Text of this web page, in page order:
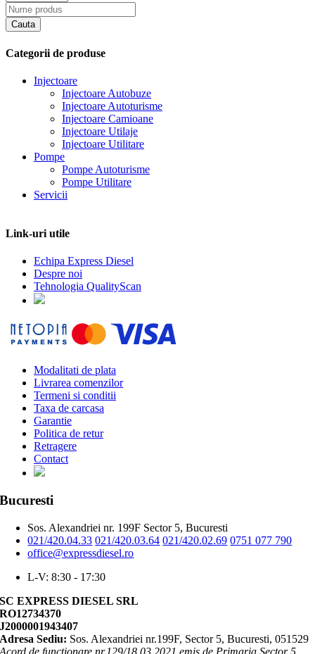
Categorii de produse
Injectoare
Injectoare Autobuze
Injectoare Autoturisme
Injectoare Camioane
Injectoare Utilaje
Injectoare Utilitare
Pompe
Pompe Autoturisme
Pompe Utilitare
Servicii
Link-uri utile
Echipa Express Diesel
Despre noi
Tehnologia QualityScan
Modalitati de plata
Livrarea comenzilor
Termeni si conditii
Taxa de carcasa
Garantie
Politica de retur
Retragere
Contact
Bucuresti
Sos. Alexandriei nr. 199F Sector 5, Bucuresti
021/420.04.33 021/420.03.64 021/420.02.69 0751 077 790
office@expressdiesel.ro
L-V: 8:30 - 17:30
SC EXPRESS DIESEL SRL
RO12734370
J2000001943407
Adresa Sediu: Sos. Alexandriei nr.199F, Sector 5, Bucuresti, 051529
Acord de functionare nr.129/18.03.2021 emis de Primaria Sector 5